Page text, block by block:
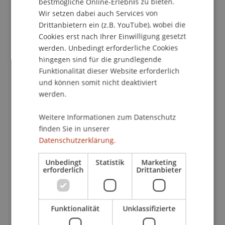
Gesetzesgrundlagen stehen schon beinahe an
der Tagungsordnung. Mit "Lunch & Learn" bieten
wir Ihnen an, sich in kürzester Zeit - während der
Mittagspause - mit den Auswirkungen
gesetzlicher Neuerungen zu befassen und das
entsprechende Handwerkszeug mit zu
bekommen, um die neuen Erkenntnisse im
Das Rechtsmittelverfahren im
Sozialversicherungsbereich beginnt mit dem
verwaltungsinternen Anhörungs- und
Vorstellungsverfahren (1 Partei) und wechselt
dann in einen Zivilprozess (2 Parteien). Daher
wird vom sozialversicherungsrechtlichen
Mischverfahren gesprochen, welches dem
Grundsatz nach ein Zivilprozess ist, das durch den
Wir setzen dabei auch Services von
Drittanbietern ein (z.B. YouTube), wobei die
Cookies erst nach Ihrer Einwilligung gesetzt
werden. Unbedingt erforderliche Cookies
hingegen sind für die grundlegende
Funktionalität dieser Website erforderlich
und können somit nicht deaktiviert
werden.
Weitere Informationen zum Datenschutz
finden Sie in unserer
Datenschutzerklärung.
Unbedingt
erforderlich
Statistik Marketing
Drittanbieter
Funktionalität Unklassifizierte